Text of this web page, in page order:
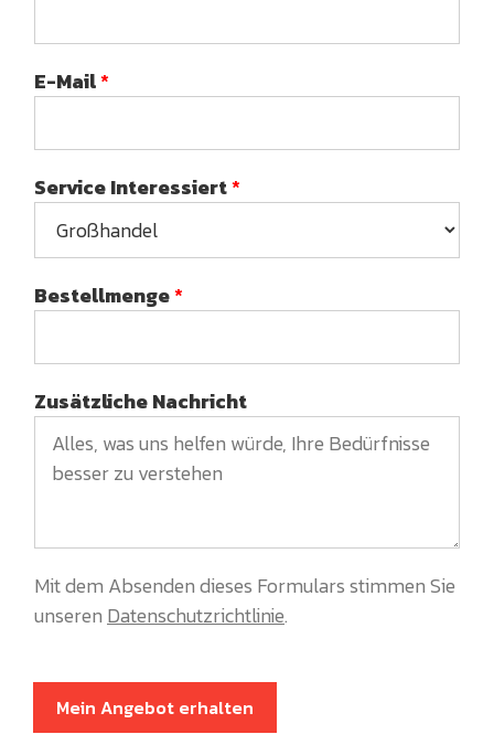
E-Mail*
Service Interessiert*
Bestellmenge*
Zusätzliche Nachricht
Mit dem Absenden dieses Formulars stimmen Sie
unseren Datenschutzrichtlinie.
Mein Angebot erhalten